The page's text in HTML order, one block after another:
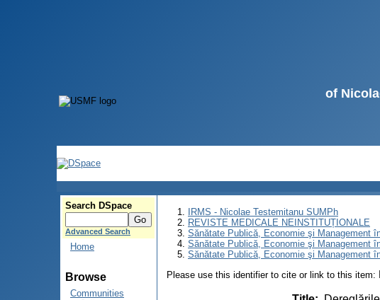
of
Search DSpace
Advanced Search
Home
Browse
Communities
IRMS - Nicolae Testemitanu SUMPh
REVISTE MEDICALE NEINSTITUȚIONALE
Sănătate Publică, Economie şi Management
Sănătate Publică, Economie şi Management
Sănătate Publică, Economie şi Management
Please use this identifier to cite or link to this item: